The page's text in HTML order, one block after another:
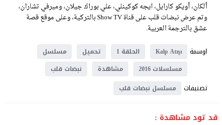
ألكان، أويكو كارايل، ايجه كوكينلي، علي بوراك جيلان، وميرفي تشاران،
وتم عرض نبضات قلب على قناة Show TV بالتركية، وعلى موقع قصة
عشق بالترجمة العربية.
اوسمة
Kalp Atışı الحلقة 1 تحميل
مسلسل
مسلسلات 2016
مشاهدة نبضات قلب
تصنيفات مسلسل نبضات قلب
قد تود مشاهدة :